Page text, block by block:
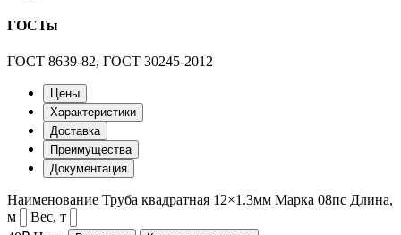
ГОСТы
ГОСТ 8639-82, ГОСТ 30245-2012
Цены
Характеристики
Доставка
Преимущества
Документация
Наименование Труба квадратная 12×1.3мм Марка 08пс Длина,
м
Вес, т